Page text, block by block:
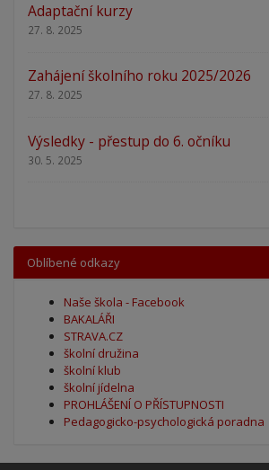
Adaptační kurzy
27. 8. 2025
Zahájení školního roku 2025/2026
27. 8. 2025
Výsledky - přestup do 6. očníku
30. 5. 2025
Oblíbené odkazy
Naše škola - Facebook
BAKALÁŘI
STRAVA.CZ
školní družina
školní klub
školní jídelna
PROHLÁŠENÍ O PŘÍSTUPNOSTI
Pedagogicko-psychologická poradna